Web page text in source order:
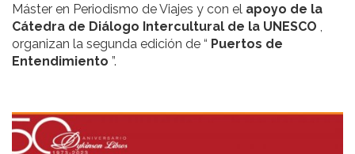
Máster en Periodismo de Viajes y con el apoyo de la
Cátedra de Diálogo Intercultural de la UNESCO
organizan la segunda edición de “ Puertos de
Entendimiento ”.